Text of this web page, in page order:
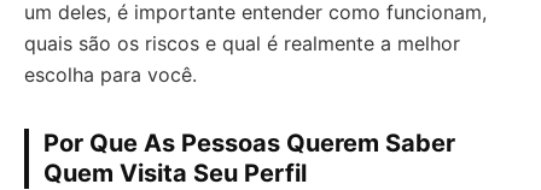
um deles, é importante entender como funcionam,
quais são os riscos e qual é realmente a melhor
escolha para você.
Por Que As Pessoas Querem Saber
Quem Visita Seu Perfil